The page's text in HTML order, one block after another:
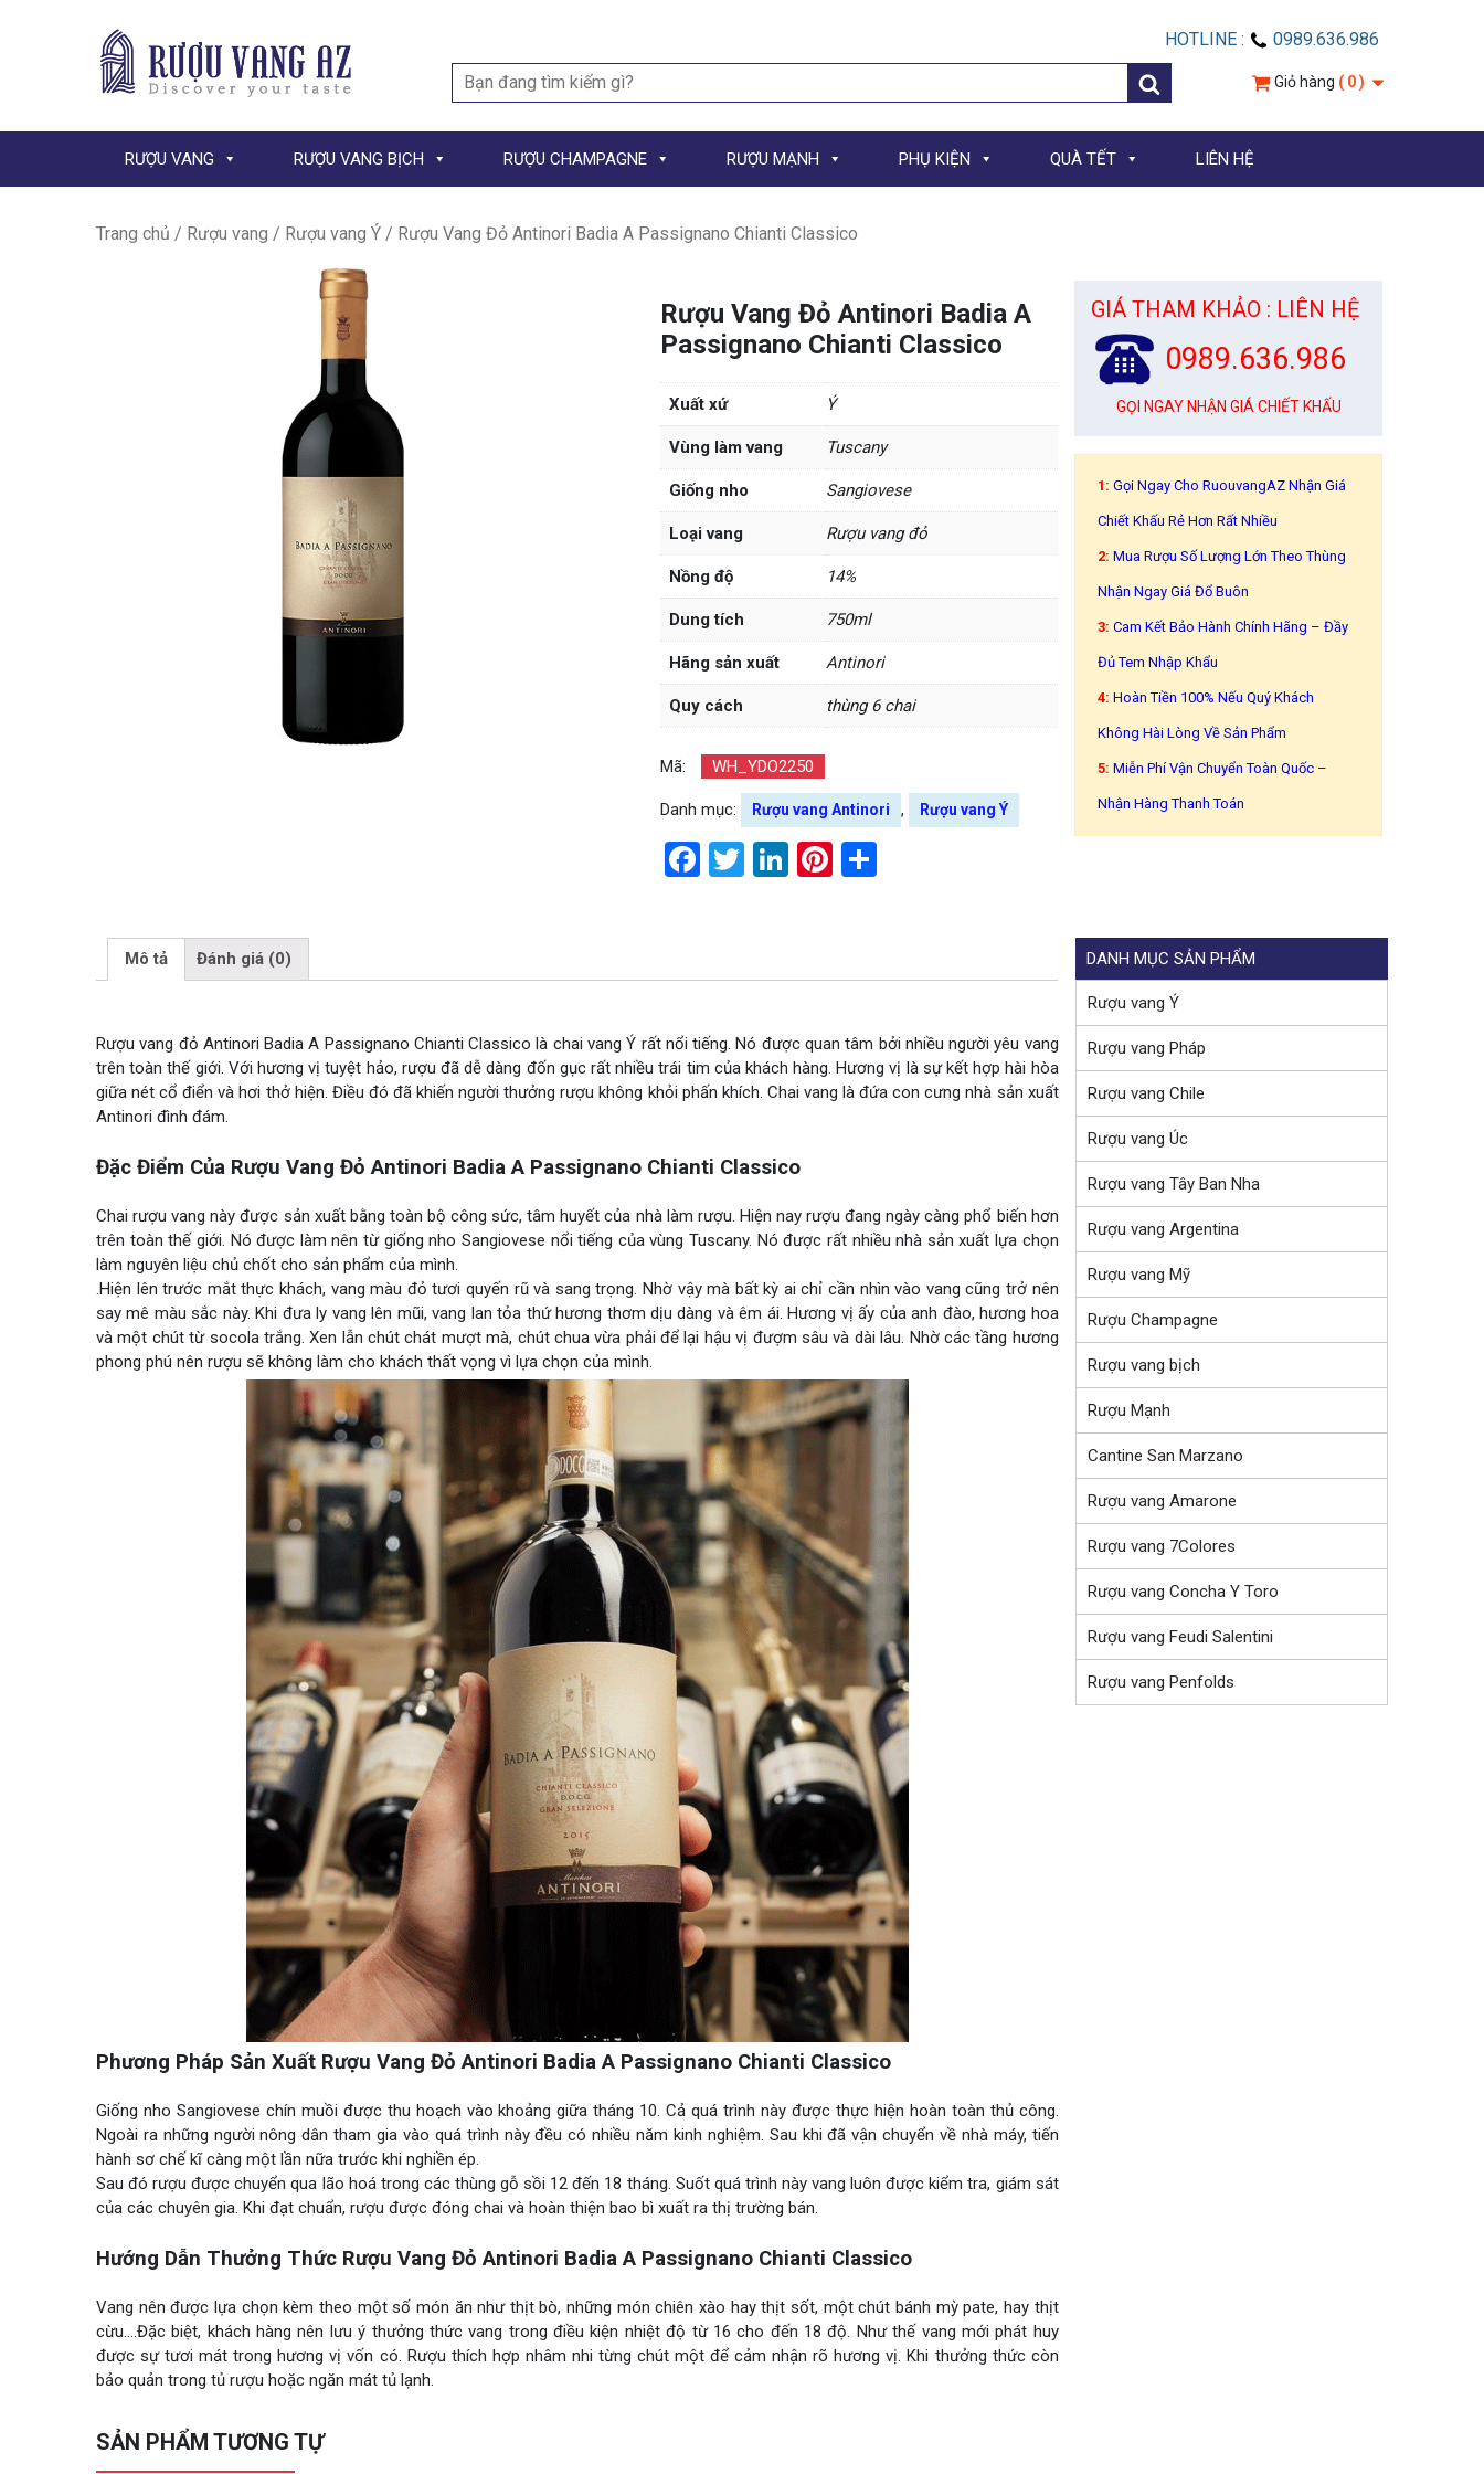
HOTLINE :
0989.636.986
Search
for:
Giỏ hàng ( 0 )
RƯỢU VANG RƯỢU VANG BỊCH RƯỢU CHAMPAGNE RƯỢU MẠNH PHỤ KIỆN QUÀ TẾT LIÊN HỆ
Trang chủ / Rượu vang / Rượu vang Ý / Rượu Vang Đỏ Antinori Badia A Passignano Chianti Classico
Rượu Vang Đỏ Antinori Badia A
Passignano Chianti Classico
Xuất xứ Ý
Vùng làm vang Tuscany
Giống nho Sangiovese
Loại vang Rượu vang đỏ
Nồng độ 14%
Dung tích 750ml
Hãng sản xuất Antinori
Quy cách thùng 6 chai
Mã: WH_YDO2250
Danh mục: Rượu vang Antinori , Rượu vang Ý
Facebook
Twitter
LinkedIn
Pinterest
GIÁ THAM KHẢO : LIÊN HỆ
0989.636.986
GỌI NGAY NHẬN GIÁ CHIẾT KHẤU
1:Gọi Ngay Cho RuouvangAZ Nhận Giá
Chiết Khấu Rẻ Hơn Rất Nhiều
2:Mua Rượu Số Lượng Lớn Theo Thùng
Nhận Ngay Giá Đổ Buôn
3: Cam Kết Bảo Hành Chính Hãng – Đầy
Đủ Tem Nhập Khẩu
4:Hoàn Tiền 100% Nếu Quý Khách
Không Hài Lòng Về Sản Phẩm
5: Miễn Phí Vận Chuyển Toàn Quốc –
Nhận Hàng Thanh Toán
Mô tả Đánh giá (0)
Rượu vang đỏ Antinori Badia A Passignano Chianti Classico là chai vang Ý rất nổi tiếng. Nó được quan tâm bởi nhiều người yêu vang
trên toàn thế giới. Với hương vị tuyệt hảo, rượu đã dễ dàng đốn gục rất nhiều trái tim của khách hàng. Hương vị là sự kết hợp hài hòa
giữa nét cổ điển và hơi thở hiện. Điều đó đã khiến người thưởng rượu không khỏi phấn khích. Chai vang là đứa con cưng nhà sản xuất
Antinori đình đám.
Đặc Điểm Của Rượu Vang Đỏ Antinori Badia A Passignano Chianti Classico
Chai rượu vang này được sản xuất bằng toàn bộ công sức, tâm huyết của nhà làm rượu. Hiện nay rượu đang ngày càng phổ biến hơn
trên toàn thế giới. Nó được làm nên từ giống nho Sangiovese nổi tiếng của vùng Tuscany. Nó được rất nhiều nhà sản xuất lựa chọn
làm nguyên liệu chủ chốt cho sản phẩm của mình.
.Hiện lên trước mắt thực khách, vang màu đỏ tươi quyến rũ và sang trọng. Nhờ vậy mà bất kỳ ai chỉ cần nhìn vào vang cũng trở nên
say mê màu sắc này. Khi đưa ly vang lên mũi, vang lan tỏa thứ hương thơm dịu dàng và êm ái. Hương vị ấy của anh đào, hương hoa
và một chút từ socola trắng. Xen lẫn chút chát mượt mà, chút chua vừa phải để lại hậu vị đượm sâu và dài lâu. Nhờ các tầng hương
phong phú nên rượu sẽ không làm cho khách thất vọng vì lựa chọn của mình.
Phương Pháp Sản Xuất Rượu Vang Đỏ Antinori Badia A Passignano Chianti Classico
Giống nho Sangiovese chín muồi được thu hoạch vào khoảng giữa tháng 10. Cả quá trình này được thực hiện hoàn toàn thủ công.
Ngoài ra những người nông dân tham gia vào quá trình này đều có nhiều năm kinh nghiệm. Sau khi đã vận chuyển về nhà máy, tiến
hành sơ chế kĩ càng một lần nữa trước khi nghiền ép.
Sau đó rượu được chuyển qua lão hoá trong các thùng gỗ sồi 12 đến 18 tháng. Suốt quá trình này vang luôn được kiểm tra, giám sát
của các chuyên gia. Khi đạt chuẩn, rượu được đóng chai và hoàn thiện bao bì xuất ra thị trường bán.
Hướng Dẫn Thưởng Thức Rượu Vang Đỏ Antinori Badia A Passignano Chianti Classico
Vang nên được lựa chọn kèm theo một số món ăn như thịt bò, những món chiên xào hay thịt sốt, một chút bánh mỳ pate, hay thịt
cừu….Đặc biệt, khách hàng nên lưu ý thưởng thức vang trong điều kiện nhiệt độ từ 16 cho đến 18 độ. Như thế vang mới phát huy
được sự tươi mát trong hương vị vốn có. Rượu thích hợp nhâm nhi từng chút một để cảm nhận rõ hương vị. Khi thưởng thức còn
bảo quản trong tủ rượu hoặc ngăn mát tủ lạnh.
DANH MỤC SẢN PHẨM
Rượu vang Ý
Rượu vang Pháp
Rượu vang Chile
Rượu vang Úc
Rượu vang Tây Ban Nha
Rượu vang Argentina
Rượu vang Mỹ
Rượu Champagne
Rượu vang bịch
Rượu Mạnh
Cantine San Marzano
Rượu vang Amarone
Rượu vang 7Colores
Rượu vang Concha Y Toro
Rượu vang Feudi Salentini
Rượu vang Penfolds
SẢN PHẨM TƯƠNG TỰ